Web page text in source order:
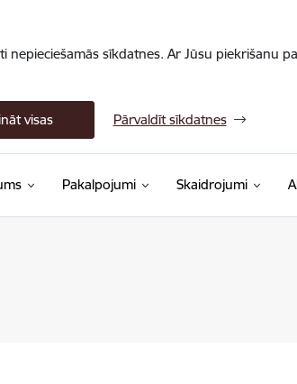
sīkdatnes. Ar Jūsu piekrišanu
visas Pārvaldīt sīkdatnes
Pakalpojumi Skaidrojumi